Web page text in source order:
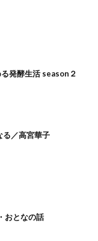
発酵生活 season２
る／高宮華子
おとなの話